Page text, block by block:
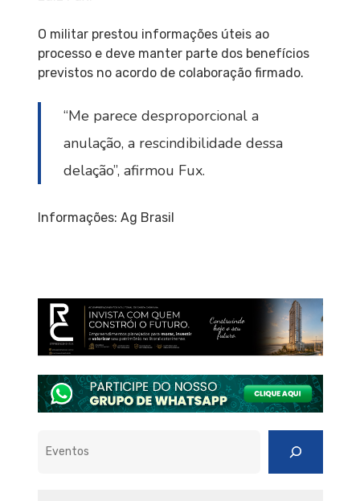
O militar prestou informações úteis ao
processo e deve manter parte dos benefícios
previstos no acordo de colaboração firmado.
“Me parece desproporcional a
anulação, a rescindibilidade dessa
delação”, afirmou Fux.
Informações: Ag Brasil